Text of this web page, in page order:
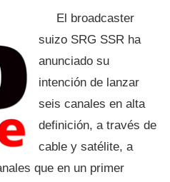
El broadcaster
suizo SRG SSR ha
anunciado su
intención de lanzar
seis canales en alta
definición, a través de
cable y satélite, a
que en un primer